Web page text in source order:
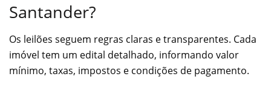
Santander?
Os leilões seguem regras claras e transparentes. Cada
imóvel tem um edital detalhado, informando valor
mínimo, taxas, impostos e condições de pagamento.